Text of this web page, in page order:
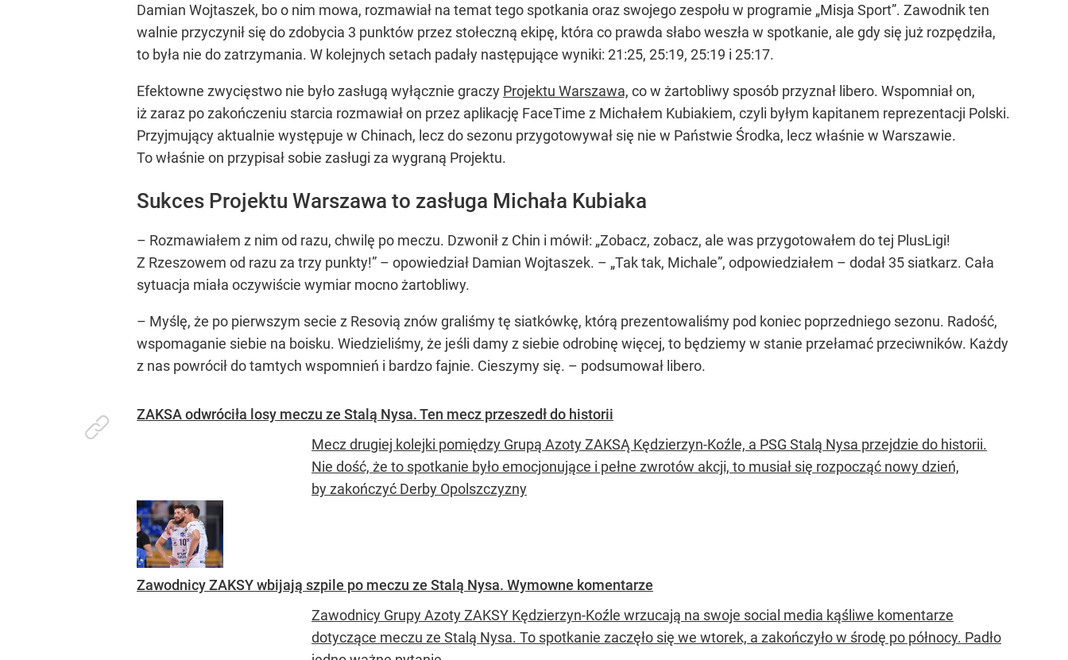
Damian Wojtaszek, bo o nim mowa, rozmawiał na temat tego spotkania oraz swojego zespołu w programie „Misja Sport”. Zawodnik ten
walnie przyczynił się do zdobycia 3 punktów przez stołeczną ekipę, która co prawda słabo weszła w spotkanie, ale gdy się już rozpędziła,
to była nie do zatrzymania. W kolejnych setach padały następujące wyniki: 21:25, 25:19, 25:19 i 25:17.
Efektowne zwycięstwo nie było zasługą wyłącznie graczy Projektu Warszawa, co w żartobliwy sposób przyznał libero. Wspomniał on,
iż zaraz po zakończeniu starcia rozmawiał on przez aplikację FaceTime z Michałem Kubiakiem, czyli byłym kapitanem reprezentacji Polski.
Przyjmujący aktualnie występuje w Chinach, lecz do sezonu przygotowywał się nie w Państwie Środka, lecz właśnie w Warszawie.
To właśnie on przypisał sobie zasługi za wygraną Projektu.
Sukces Projektu Warszawa to zasługa Michała Kubiaka
– Rozmawiałem z nim od razu, chwilę po meczu. Dzwonił z Chin i mówił: „Zobacz, zobacz, ale was przygotowałem do tej PlusLigi!
Z Rzeszowem od razu za trzy punkty!” – opowiedział Damian Wojtaszek. – „Tak tak, Michale”, odpowiedziałem – dodał 35 siatkarz. Cała
sytuacja miała oczywiście wymiar mocno żartobliwy.
– Myślę, że po pierwszym secie z Resovią znów graliśmy tę siatkówkę, którą prezentowaliśmy pod koniec poprzedniego sezonu. Radość,
wspomaganie siebie na boisku. Wiedzieliśmy, że jeśli damy z siebie odrobinę więcej, to będziemy w stanie przełamać przeciwników. Każdy
z nas powrócił do tamtych wspomnień i bardzo fajnie. Cieszymy się. – podsumował libero.
ZAKSA odwróciła losy meczu ze Stalą Nysa. Ten mecz przeszedł do historii
Mecz drugiej kolejki pomiędzy Grupą Azoty ZAKSĄ Kędzierzyn-Koźle, a PSG Stalą Nysa przejdzie do historii.
Nie dość, że to spotkanie było emocjonujące i pełne zwrotów akcji, to musiał się rozpocząć nowy dzień,
by zakończyć Derby Opolszczyzny
Zawodnicy ZAKSY wbijają szpile po meczu ze Stalą Nysa. Wymowne komentarze
Zawodnicy Grupy Azoty ZAKSY Kędzierzyn-Koźle wrzucają na swoje social media kąśliwe komentarze
dotyczące meczu ze Stalą Nysa. To spotkanie zaczęło się we wtorek, a zakończyło w środę po północy. Padło